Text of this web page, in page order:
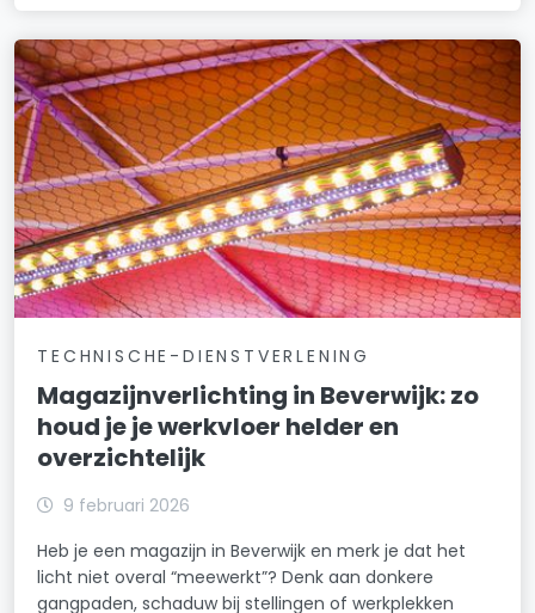
TECHNISCHE-DIENSTVERLENING
Magazijnverlichting in Beverwijk: zo
houd je je werkvloer helder en
overzichtelijk
9 februari 2026
Heb je een magazijn in Beverwijk en merk je dat het
licht niet overal “meewerkt”? Denk aan donkere
gangpaden, schaduw bij stellingen of werkplekken